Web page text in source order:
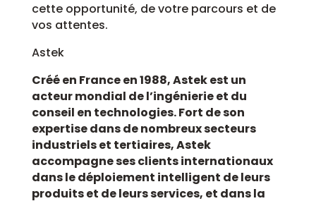
cette opportunité, de votre parcours et de
vos attentes.
Astek
Créé en France en 1988, Astek est un
acteur mondial de l’ingénierie et du
conseil en technologies. Fort de son
expertise dans de nombreux secteurs
industriels et tertiaires, Astek
accompagne ses clients internationaux
dans le déploiement intelligent de leurs
produits et de leurs services, et dans la